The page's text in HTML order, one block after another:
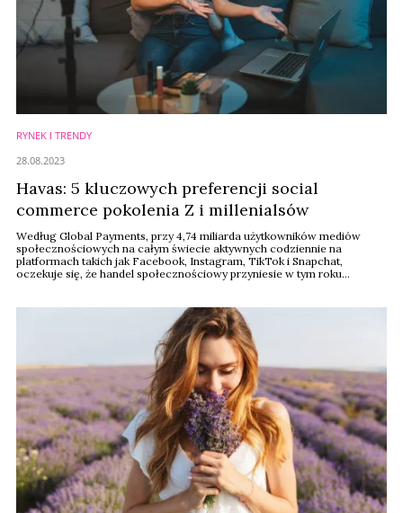
RYNEK I TRENDY
Havas: 5 kluczowych preferencji social
commerce pokolenia Z i millenialsów
Według Global Payments, przy 4,74 miliarda użytkowników mediów
społecznościowych na całym świecie aktywnych codziennie na
platformach takich jak Facebook, Instagram, TikTok i Snapchat,
oczekuje się, że handel społecznościowy przyniesie w tym roku
Inc. pokazuje, w jaki sposób marki mogą skuteczniej ...
28.08.2023